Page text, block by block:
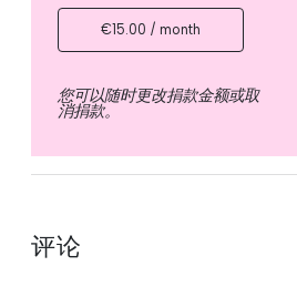
€15.00 / month
您可以随时更改捐款金额或取
消捐款。
评论